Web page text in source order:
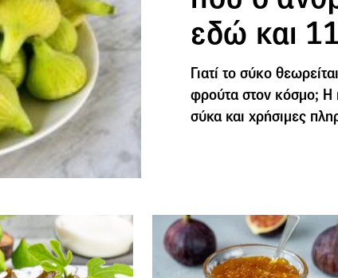
εδώ και
Γιατί το σύκο
φρούτα στον κόσμο; Η
σύκα και χρήσιμες